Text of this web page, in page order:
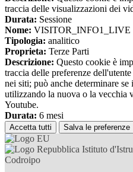
traccia delle visualizzazioni dei
Durata: Sessione
Nome: VISITOR_INFO1_LIVE
Tipologia: analitico
Proprieta: Terze Parti
Descrizione: Questo cookie è
traccia delle preferenze
nei siti; può anche determinare
utilizzando la nuova o la vecchia
Youtube.
Durata: 6 mesi
Accetta tutti Salva le preferenze
Istituto
Codroipo